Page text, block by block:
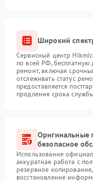
Широкий
Сервисный центр
по всей РФ, бесплатную
ремонт, включая
отслеживать статус
предоставляется
продления срока
Оригинальные
безопасное
Использование
аккуратная работа с
резервное
восстановление